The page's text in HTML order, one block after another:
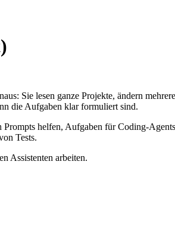
Sie lesen ganze Projekte, ändern
die Aufgaben klar formuliert sind.
helfen, Aufgaben für Coding-
Tests.
Assistenten arbeiten.